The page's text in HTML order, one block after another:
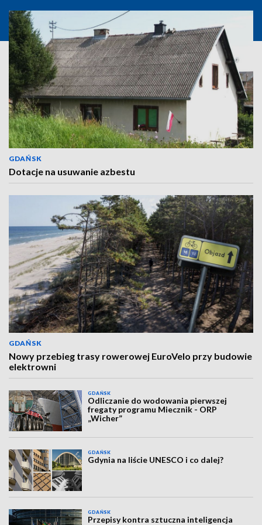
GDAŃSK
Dotacje na usuwanie azbestu
GDAŃSK
Nowy przebieg trasy rowerowej EuroVelo przy budowie
elektrowni
GDAŃSK
Odliczanie do wodowania pierwszej
fregaty programu Miecznik - ORP
„Wicher”
GDAŃSK
Gdynia na liście UNESCO i co dalej?
GDAŃSK
Przepisy kontra sztuczna inteligencja